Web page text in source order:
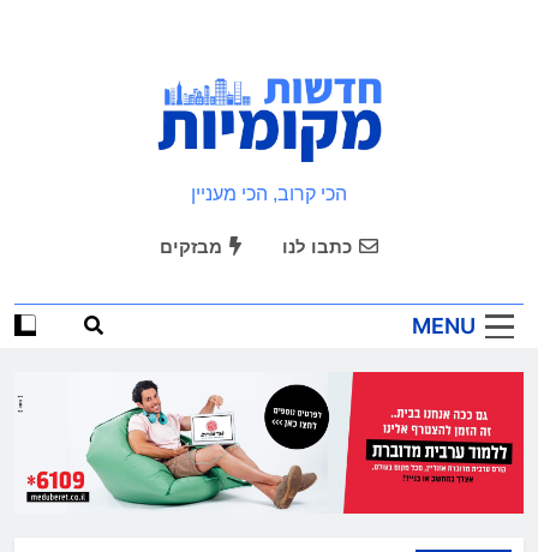
חדשות מקומיות
הכי קרוב, הכי מעניין
כתבו לנו מבזקים
MENU